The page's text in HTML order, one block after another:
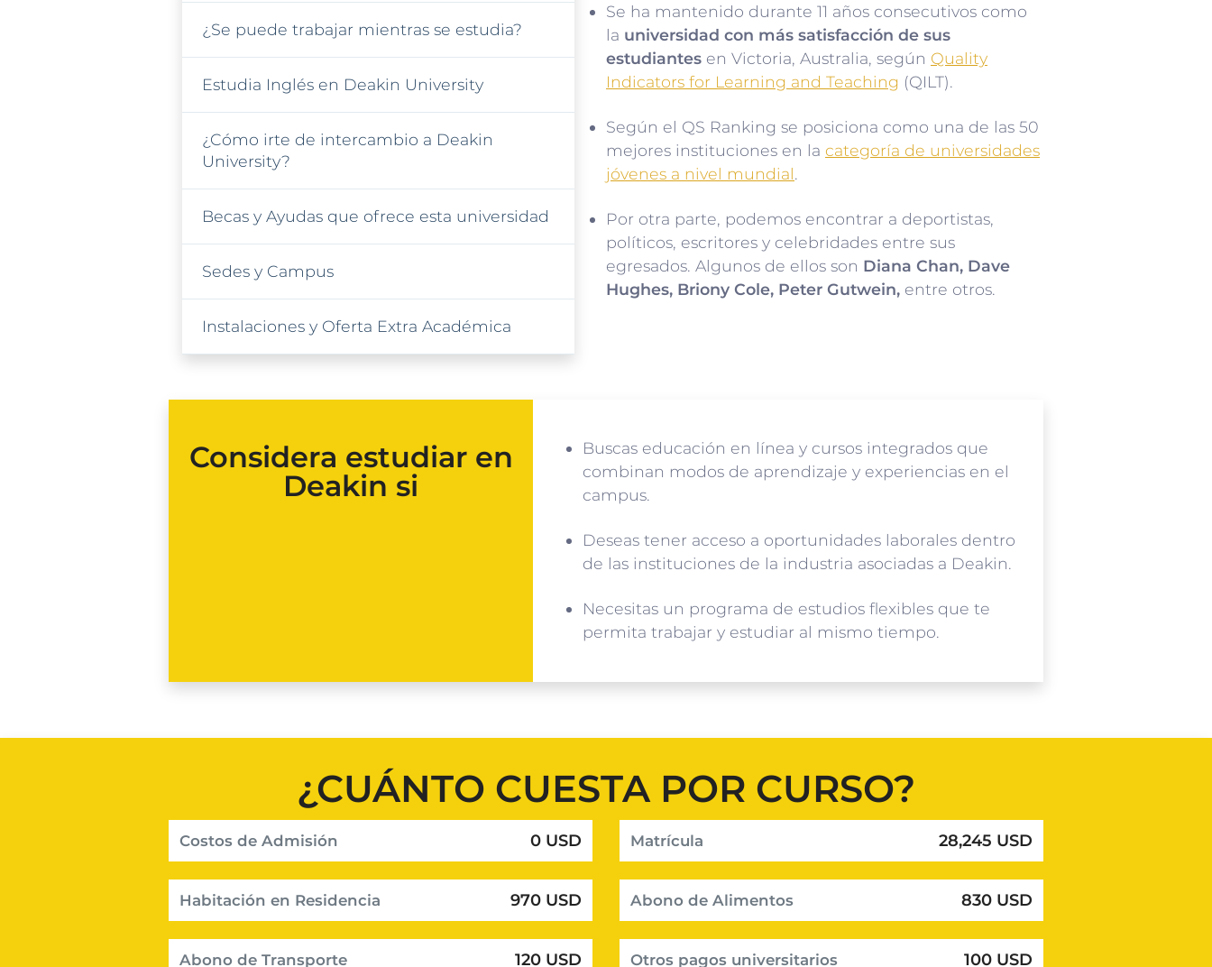
¿Se puede trabajar mientras se estudia?
Estudia Inglés en Deakin University
¿Cómo irte de intercambio a Deakin
University?
Becas y Ayudas que ofrece esta universidad
Sedes y Campus
Instalaciones y Oferta Extra Académica
Se ha mantenido durante 11 años consecutivos como
la universidad con más satisfacción de sus
estudiantes en Victoria, Australia, según Quality
Indicators for Learning and Teaching (QILT).
Según el QS Ranking se posiciona como una de las 50
mejores instituciones en la categoría de universidades
jóvenes a nivel mundial.
Por otra parte, podemos encontrar a deportistas,
políticos, escritores y celebridades entre sus
egresados. Algunos de ellos son Diana Chan, Dave
Hughes, Briony Cole, Peter Gutwein, entre otros.
Considera estudiar en
Deakin si
Buscas educación en línea y cursos integrados que
combinan modos de aprendizaje y experiencias en el
campus.
Deseas tener acceso a oportunidades laborales dentro
de las instituciones de la industria asociadas a Deakin.
Necesitas un programa de estudios flexibles que te
permita trabajar y estudiar al mismo tiempo.
¿CUÁNTO CUESTA POR CURSO?
Costos de Admisión 0 USD Matrícula 28,245 USD
Habitación en Residencia 970 USD Abono de Alimentos 830 USD
Abono de Transporte 120 USD Otros pagos universitarios 100 USD